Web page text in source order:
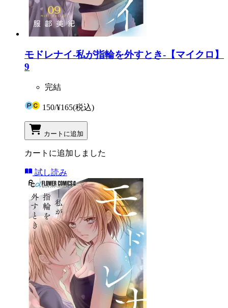
モドレナイ-私が指輪を外すとき-【マイクロ】
9
完結
150/¥165(税込)
カートに追加
カートに追加しました
試し読み